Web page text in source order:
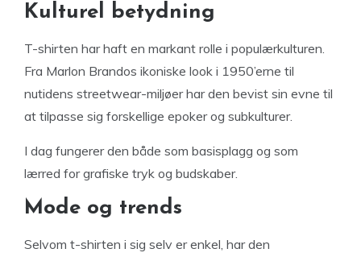
Kulturel betydning
T-shirten har haft en markant rolle i populærkulturen.
Fra Marlon Brandos ikoniske look i 1950’erne til
nutidens streetwear-miljøer har den bevist sin evne til
at tilpasse sig forskellige epoker og subkulturer.
I dag fungerer den både som basisplagg og som
lærred for grafiske tryk og budskaber.
Mode og trends
Selvom t-shirten i sig selv er enkel, har den